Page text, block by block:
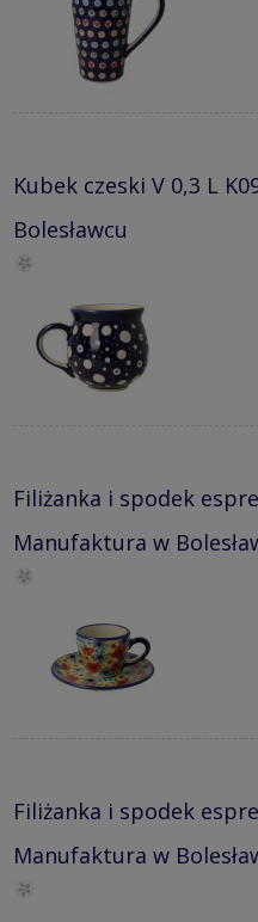
Kubek czeski V 0,3 L
Bolesławcu
Filiżanka i spodek
Manufaktura w
Filiżanka i spodek
Manufaktura w